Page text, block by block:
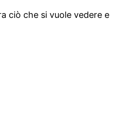
ciò che si vuole vedere e